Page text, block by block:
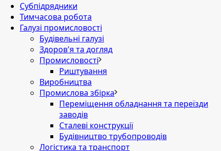
Субпідрядники
Тимчасова робота
Галузі промисловості
Будівельні галузі
Здоров'я та догляд
Промисловості
Риштування
Виробництва
Промислова збірка
Переміщення обладнання та переїзди
заводів
Сталеві конструкції
Будівництво трубопроводів
Логістика та транспорт